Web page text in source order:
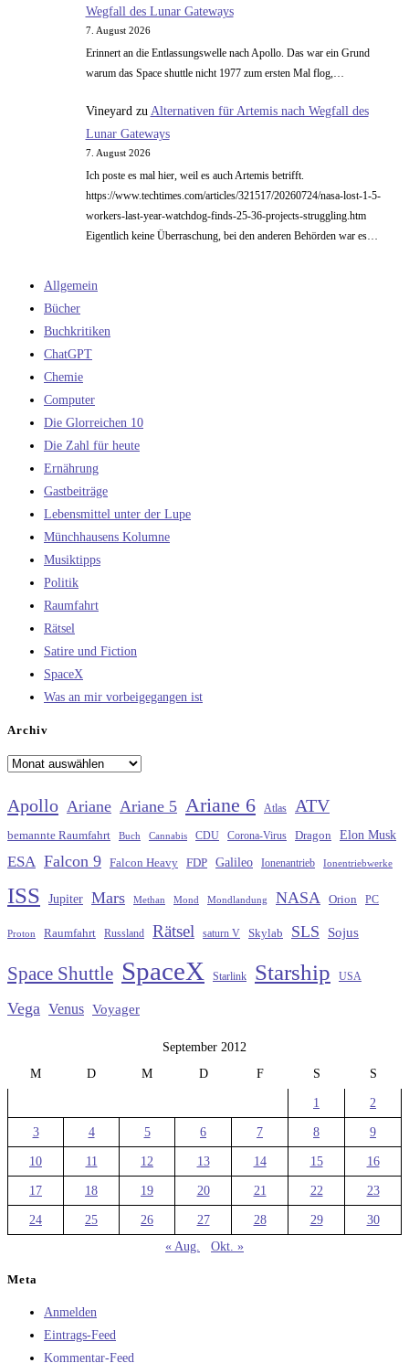
Wegfall des Lunar Gateways
7. August 2026
Erinnert an die Entlassungswelle nach Apollo. Das war ein Grund
warum das Space shuttle nicht 1977 zum ersten Mal flog,…
Vineyard zu Alternativen für Artemis nach Wegfall des
Lunar Gateways
7. August 2026
Ich poste es mal hier, weil es auch Artemis betrifft.
https://www.techtimes.com/articles/321517/20260724/nasa-lost-1-5-
workers-last-year-watchdog-finds-25-36-projects-struggling.htm
Eigentlich keine Überraschung, bei den anderen Behörden war es…
Allgemein
Bücher
Buchkritiken
ChatGPT
Chemie
Computer
Die Glorreichen 10
Die Zahl für heute
Ernährung
Gastbeiträge
Lebensmittel unter der Lupe
Münchhausens Kolumne
Musiktipps
Politik
Raumfahrt
Rätsel
Satire und Fiction
SpaceX
Was an mir vorbeigegangen ist
Archiv
Archiv
Apollo Ariane Ariane 5 Ariane 6 Atlas ATV
bemannte Raumfahrt Buch Cannabis CDU Corona-Virus Dragon Elon Musk
ESA Falcon 9 Falcon Heavy FDP Galileo Ionenantrieb Ionentriebwerke
ISS Jupiter Mars Methan Mond Mondlandung NASA Orion PC
Proton Raumfahrt Russland Rätsel saturn V Skylab SLS Sojus
Space Shuttle SpaceX Starlink Starship USA
Vega Venus Voyager
September 2012
M
D M D F S S
1 2
3 4 5 6 7 8 9
10 11 12 13 14 15 16
17 18 19 20 21 22 23
24 25 26 27 28 29
30
« Aug.
Okt. »
Meta
Anmelden
Eintrags-Feed
Kommentar-Feed